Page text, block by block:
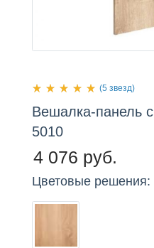
(5 звезд)
Вешалка-панель с
5010
4 076 руб.
Цветовые решения: